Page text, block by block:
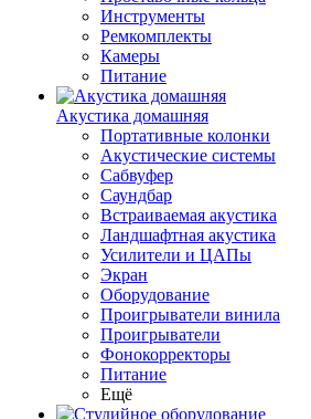
Инструменты
Ремкомплекты
Камеры
Питание
Акустика домашняя
Портативные колонки
Акустические системы
Сабвуфер
Саундбар
Встраиваемая акустика
Ландшафтная акустика
Усилители и ЦАПы
Экран
Оборудование
Проигрыватели винила
Проигрыватели
Фонокорректоры
Питание
Ещё